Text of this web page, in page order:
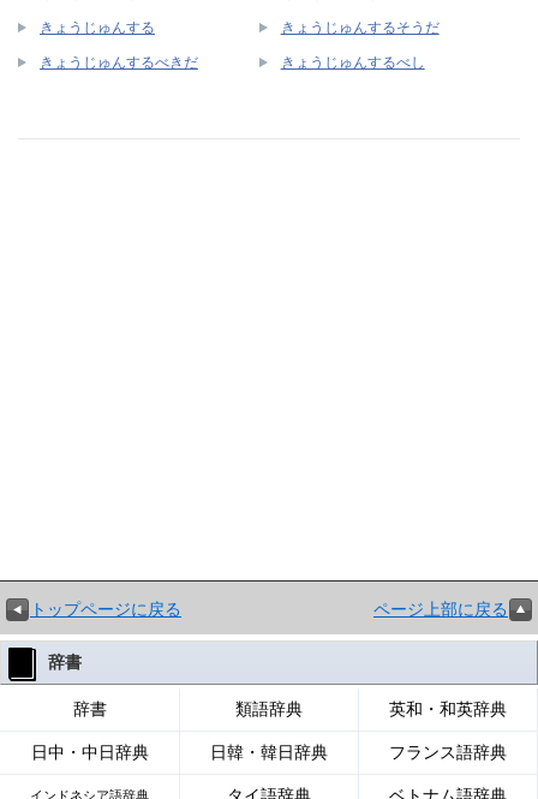
きょうじゅんする きょうじゅんするそうだ
きょうじゅんするべきだ きょうじゅんするべし
トップページに戻る ページ上部に戻る
辞書
辞書 類語辞典 英和・和英辞典
日中・中日辞典 日韓・韓日辞典 フランス語辞典
インドネシア語辞典